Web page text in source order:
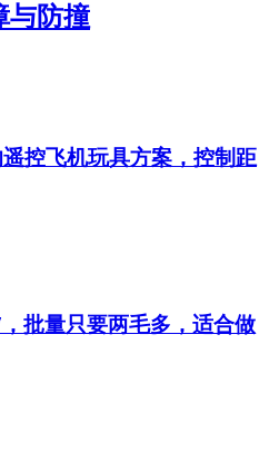
与防撞
控飞机玩具方案，控制距
批量只要两毛多，适合做